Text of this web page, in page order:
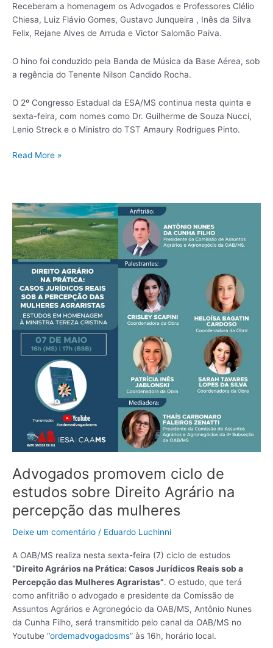
Receberam a homenagem os Advogados e Professores Clélio
Chiesa, Luiz Flávio Gomes, Gustavo Junqueira , Inês da Silva
Felix, Rejane Alves de Arruda e Victor Salomão Paiva.
O hino foi conduzido pela Banda de Música da Base Aérea, sob
a regência do Tenente Nilson Candido Rocha.
O 2º Congresso Estadual da ESA/MS continua nesta quinta e
sexta-feira, com nomes como Dr. Guilherme de Souza Nucci,
Lenio Streck e o Ministro do TST Amaury Rodrigues Pinto.
Read More »
Advogados promovem ciclo de
estudos sobre Direito Agrário na
percepção das mulheres
Deixe um comentário / Eduardo Luchinni
A OAB/MS realiza nesta sexta-feira (7) ciclo de estudos
“Direito Agrários na Prática: Casos Jurídicos Reais sob a
Percepção das Mulheres Agraristas”. O estudo, que terá
como anfitrião o advogado e presidente da Comissão de
Assuntos Agrários e Agronegócio da OAB/MS, Antônio Nunes
da Cunha Filho, será transmitido pelo canal da OAB/MS no
Youtube “ordemadvogadosms” às 16h, horário local.
Advogados
promovem
ciclo
de
estudos
sobre
Direito
Agrário
percepção
mulheres